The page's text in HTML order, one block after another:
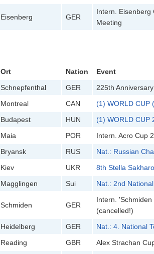
Eisenberg GER
Intern. Eisenberg
Meeting
Ort Nation
Event
Schnepfenthal GER
225th
Montreal CAN
(1) WORLD CUP
Budapest HUN
(1) WORLD CUP
Maia POR
Intern. Acro Cup
Bryansk RUS
Nat.: Russian
Kiev UKR
8th Stella
Magglingen Sui Nat.: 2nd
Schmiden GER
Intern.
(cancelled!)
Heidelberg GER
Nat.: 4. National
Reading GBR
Alex Strachan